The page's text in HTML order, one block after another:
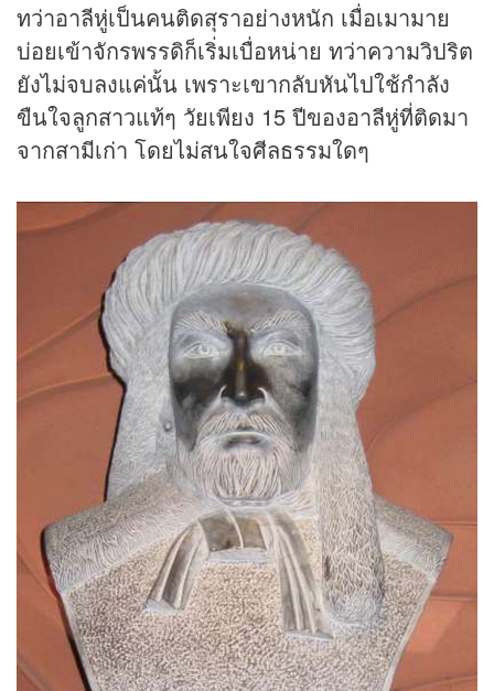
ทว่าอาลีหู่เป็นคนติดสุราอย่างหนัก เมื่อเมามาย
บ่อยเข้าจักรพรรดิก็เริ่มเบื่อหน่าย ทว่าความวิปริต
ยังไม่จบลงแค่นั้น เพราะเขากลับหันไปใช้กำลัง
ขืนใจลูกสาวแท้ๆ วัยเพียง 15 ปีของอาลีหู่ที่ติดมา
จากสามีเก่า โดยไม่สนใจศีลธรรมใดๆ